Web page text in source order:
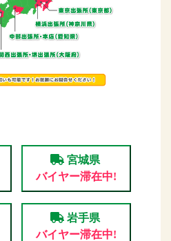
宮城県
バイヤー滞在中!
岩手県
バイヤー滞在中!